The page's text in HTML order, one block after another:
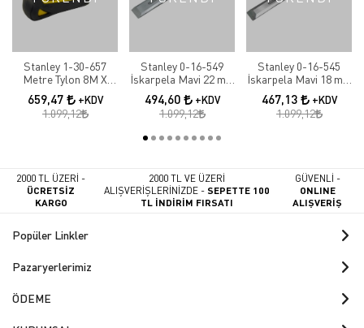
Stanley 1-30-657
Metre Tylon 8M X
25mm Bulk
659,47 +KDV
1.099,12
Stanley 0-16-549
İskarpela Mavi 22 mm
5002
494,60 +KDV
1.099,12
Stanley 0-16-545
İskarpela Mavi 18 mm
5002
467,13 +KDV
1.099,12
2000 TL ÜZERİ -
ÜCRETSİZ
KARGO
2000 TL VE ÜZERİ
ALIŞVERİŞLERİNİZDE -SEPETTE 100
TL İNDİRİM FIRSATI
GÜVENLİ -
ONLINE
ALIŞVERİŞ
Popüler Linkler
Pazaryerlerimiz
ÖDEME